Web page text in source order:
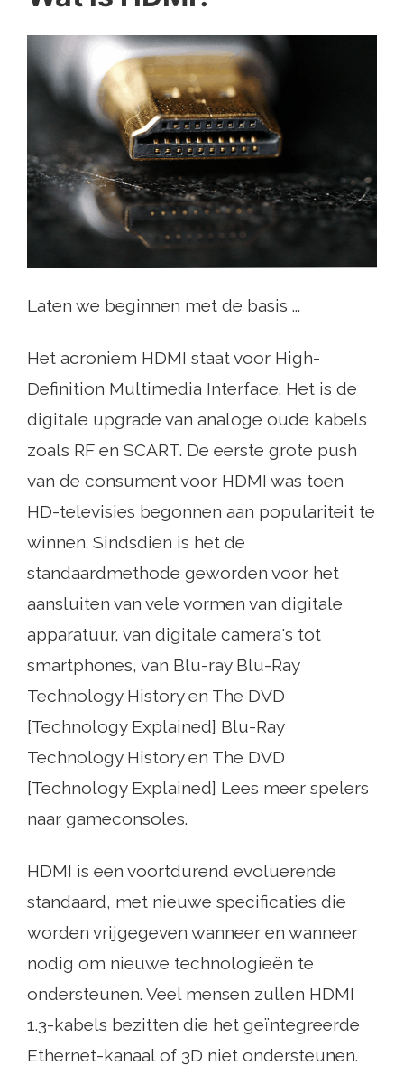
Laten we beginnen met de basis ...
Het acroniem HDMI staat voor High-
Definition Multimedia Interface. Het is de
digitale upgrade van analoge oude kabels
zoals RF en SCART. De eerste grote push
van de consument voor HDMI was toen
HD-televisies begonnen aan populariteit te
winnen. Sindsdien is het de
standaardmethode geworden voor het
aansluiten van vele vormen van digitale
apparatuur, van digitale camera's tot
smartphones, van Blu-ray Blu-Ray
Technology History en The DVD
[Technology Explained] Blu-Ray
Technology History en The DVD
[Technology Explained] Lees meer spelers
naar gameconsoles.
HDMI is een voortdurend evoluerende
standaard, met nieuwe specificaties die
worden vrijgegeven wanneer en wanneer
nodig om nieuwe technologieën te
ondersteunen. Veel mensen zullen HDMI
1.3-kabels bezitten die het geïntegreerde
Ethernet-kanaal of 3D niet ondersteunen.